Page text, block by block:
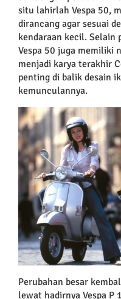
situ lahirlah Vespa 50,
dirancang agar sesuai
kendaraan kecil. Selain
Vespa 50 juga memiliki
menjadi karya terakhir
penting di balik desain
kemunculannya.
Perubahan besar
lewat hadirnya Vespa P